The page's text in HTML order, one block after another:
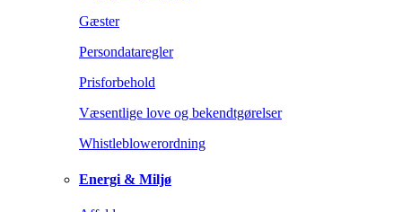
Gæster
Persondataregler
Prisforbehold
Væsentlige love og bekendtgørelser
Whistleblowerordning
Energi & Miljø